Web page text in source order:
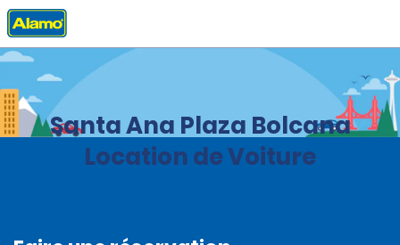
Accueil Agences
Santa Ana Plaza Bolcana
Location de Voiture